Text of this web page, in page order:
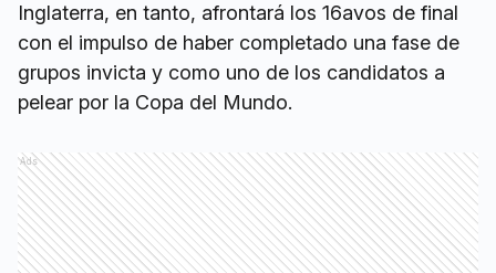
Inglaterra, en tanto, afrontará los 16avos de final
con el impulso de haber completado una fase de
grupos invicta y como uno de los candidatos a
pelear por la Copa del Mundo.
Ads